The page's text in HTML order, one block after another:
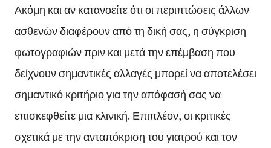
Ακόμη και αν κατανοείτε ότι οι περιπτώσεις άλλων
ασθενών διαφέρουν από τη δική σας, η σύγκριση
φωτογραφιών πριν και μετά την επέμβαση που
δείχνουν σημαντικές αλλαγές μπορεί να αποτελέσει
σημαντικό κριτήριο για την απόφασή σας να
επισκεφθείτε μια κλινική. Επιπλέον, οι κριτικές
σχετικά με την ανταπόκριση του γιατρού και τον